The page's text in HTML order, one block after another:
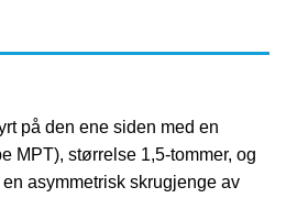
på den ene siden med en
MPT), størrelse 1,5-tommer, og
asymmetrisk skrugjenge av